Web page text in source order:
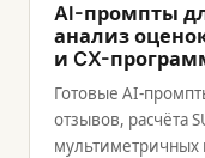
AI-промпты
анализ
и CX-
Готовые AI-
отзывов, расчёта